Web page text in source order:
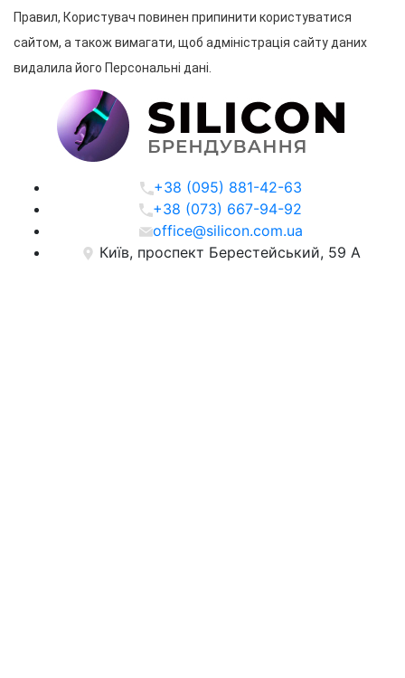
Правил, Користувач повинен припинити користуватися
сайтом, а також вимагати, щоб адміністрація сайту даних
видалила його Персональні дані.
+38 (095) 881-42-63
+38 (073) 667-94-92
office@silicon.com.ua
Київ, проспект Берестейський, 59 А